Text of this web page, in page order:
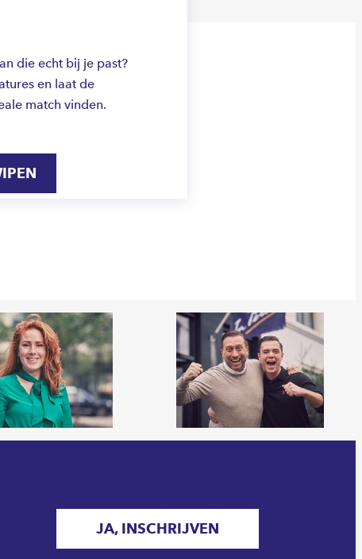
die echt bij je past?
en laat de
match vinden.
JA, INSCHRIJVEN